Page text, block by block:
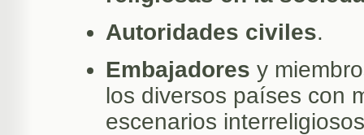
Autoridades civiles.
Embajadores y
los diversos países con
escenarios